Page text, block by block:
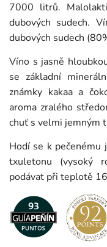
7000 litrů.
dubových sudech.
dubových sudech
Víno s jasně
se základní
známky kakaa a
aroma zralého
chuť s velmi jemným
Hodí se k pečenému
txuletonu (vysoký
podávat při teplotě